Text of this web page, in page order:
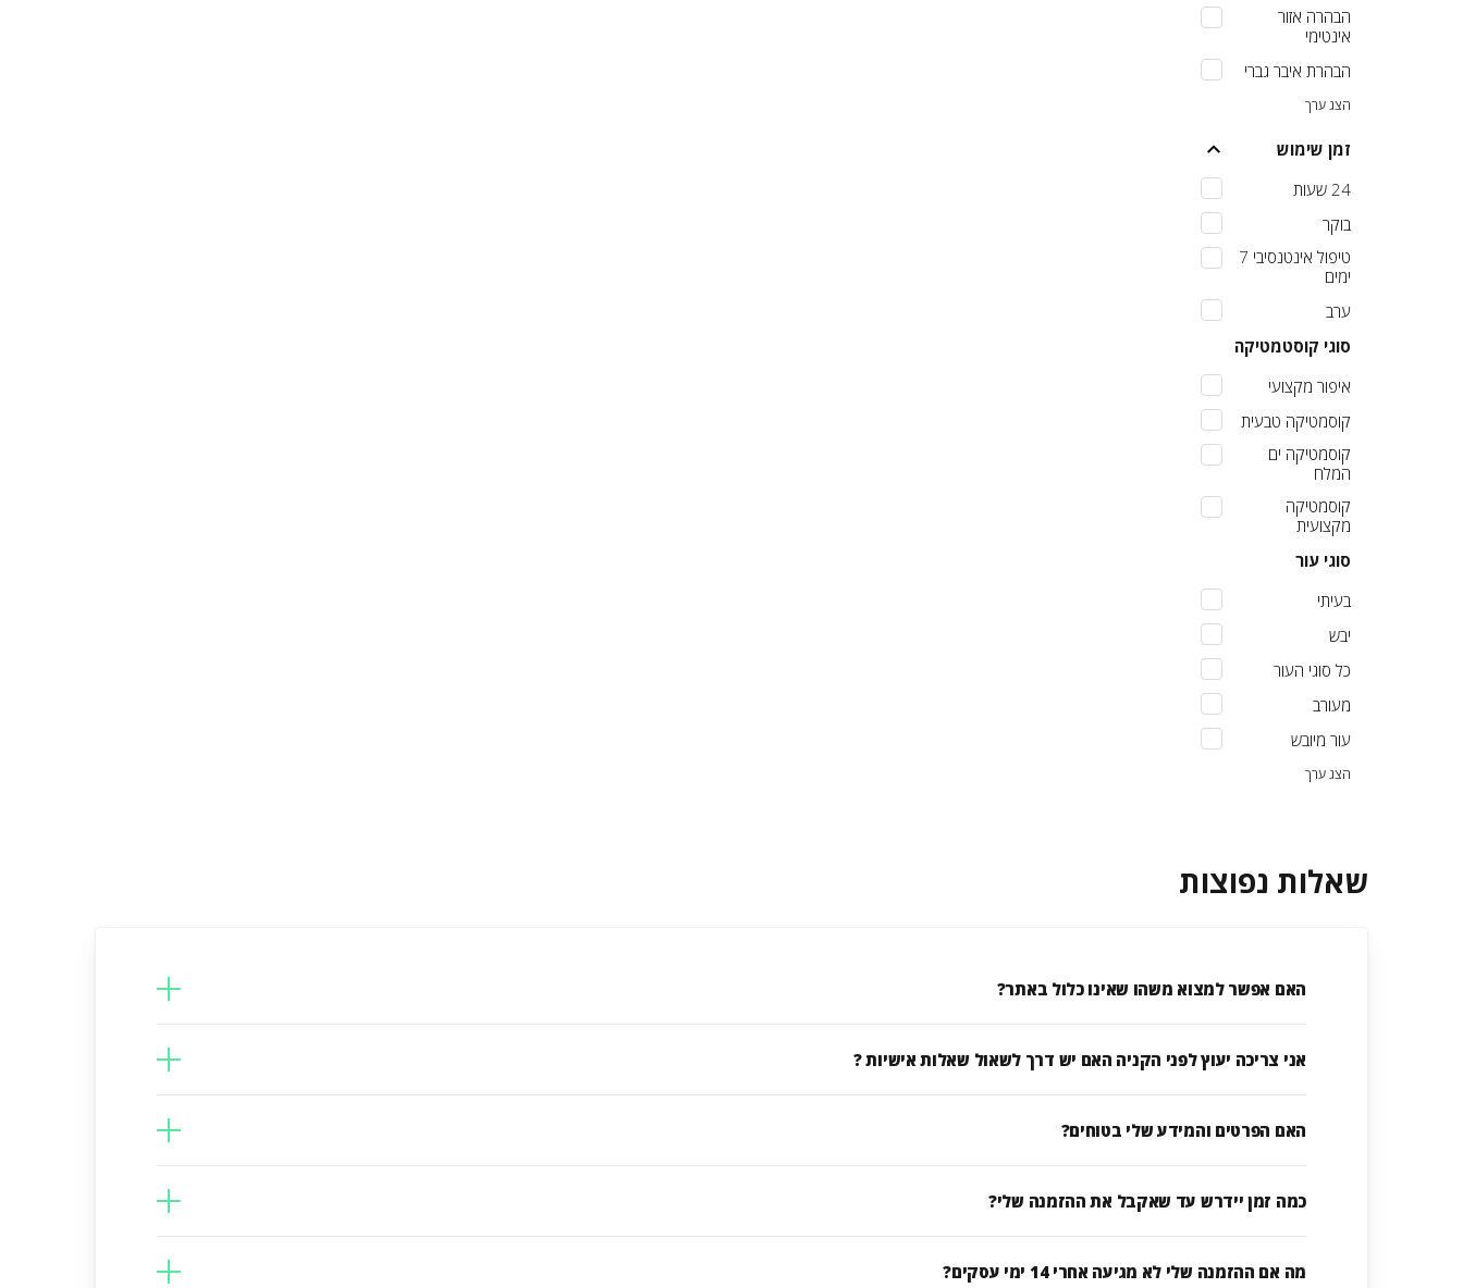
הבהרה אזור
אינטימי
הבהרת איבר גברי
הצג ערך
זמן שימוש
24 שעות
בוקר
טיפול אינטנסיבי 7
ימים
ערב
סוגי קוסטמטיקה
איפור מקצועי
קוסמטיקה טבעית
קוסמטיקה ים
המלח
קוסמטיקה
מקצועית
סוגי עור
בעיתי
יבש
כל סוגי העור
מעורב
עור מיובש
הצג ערך
שאלות נפוצות
האם אפשר למצוא משהו שאינו כלול באתר?
אני צריכה יעוץ לפני הקניה האם יש דרך לשאול שאלות אישיות ?
האם הפרטים והמידע שלי בטוחים?
כמה זמן יידרש עד שאקבל את ההזמנה שלי?
מה אם ההזמנה שלי לא מגיעה אחרי 14 ימי עסקים?